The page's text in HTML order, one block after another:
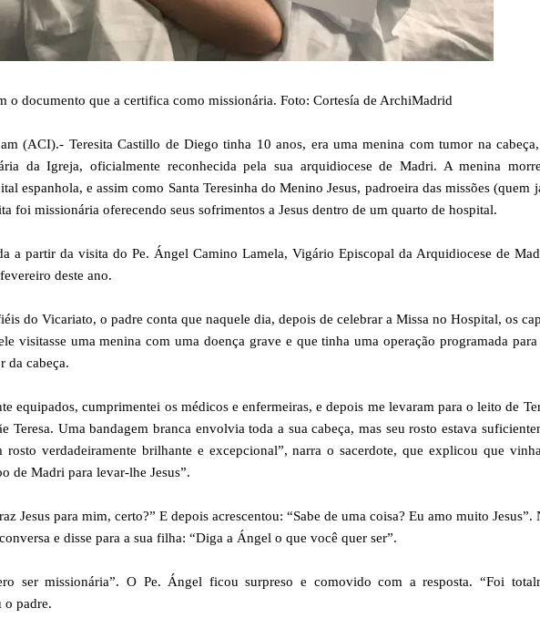
o documento que a certifica como missionária. Foto: Cortesía de ArchiMadrid
(ACI).- Teresita Castillo de Diego tinha 10 anos, era uma menina com tumor na
da Igreja, oficialmente reconhecida pela sua arquidiocese de Madri. A menina
espanhola, e assim como Santa Teresinha do Menino Jesus, padroeira das missões (quem
foi missionária oferecendo seus sofrimentos a Jesus dentro de um quarto de hospital.
a partir da visita do Pe. Ángel Camino Lamela, Vigário Episcopal da Arquidiocese de
deste ano.
do Vicariato, o padre conta que naquele dia, depois de celebrar a Missa no Hospital, os
visitasse uma menina com uma doença grave e que tinha uma operação programada
da cabeça.
equipados, cumprimentei os médicos e enfermeiras, e depois me levaram para o leito de
Teresa. Uma bandagem branca envolvia toda a sua cabeça, mas seu rosto estava
rosto verdadeiramente brilhante e excepcional”, narra o sacerdote, que explicou que
de Madri para levar-lhe Jesus”.
Jesus para mim, certo?” E depois acrescentou: “Sabe de uma coisa? Eu amo muito Jesus”.
e disse para a sua filha: “Diga a Ángel o que você quer ser”.
ser missionária”. O Pe. Ángel ficou surpreso e comovido com a resposta. “Foi
o padre.